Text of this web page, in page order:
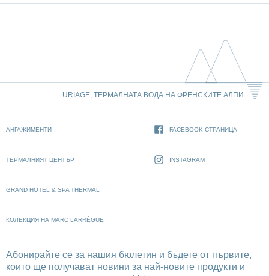
URIAGE, ТЕРМАЛНАТА ВОДА НА ФРЕНСКИТЕ АЛПИ
АНГАЖИМЕНТИ
ТЕРМАЛНИЯТ ЦЕНТЪР
GRAND HOTEL & SPA THERMAL
КОЛЕКЦИЯ НА MARC LARRÈGUE
FACEBOOK СТРАНИЦА
INSTAGRAM
Абонирайте се за нашия бюлетин и бъдете от първите,
които ще получават новини за най-новите продукти и